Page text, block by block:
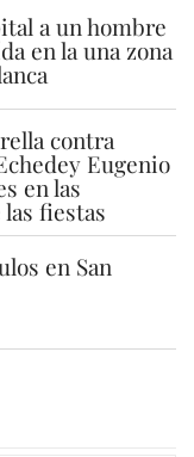
a un hombre
en la una zona
contra
Eugenio
en las
fiestas
en San